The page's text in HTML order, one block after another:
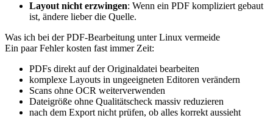
Layout nicht erzwingen: Wenn ein PDF kompliziert gebaut
ist, ändere lieber die Quelle.
Was ich bei der PDF-Bearbeitung unter Linux vermeide
Ein paar Fehler kosten fast immer Zeit:
PDFs direkt auf der Originaldatei bearbeiten
komplexe Layouts in ungeeigneten Editoren verändern
Scans ohne OCR weiterverwenden
Dateigröße ohne Qualitätscheck massiv reduzieren
nach dem Export nicht prüfen, ob alles korrekt aussieht